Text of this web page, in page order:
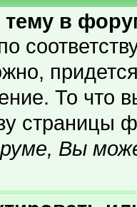
тему в
То что
страницы
Вы